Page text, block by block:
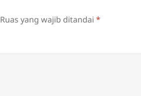
Ruas yang wajib ditandai *